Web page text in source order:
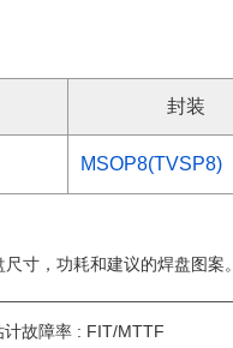
封装
MSOP8(TVSP8)
寸，功耗和建议的焊盘图案。
计故障率 : FIT/MTTF